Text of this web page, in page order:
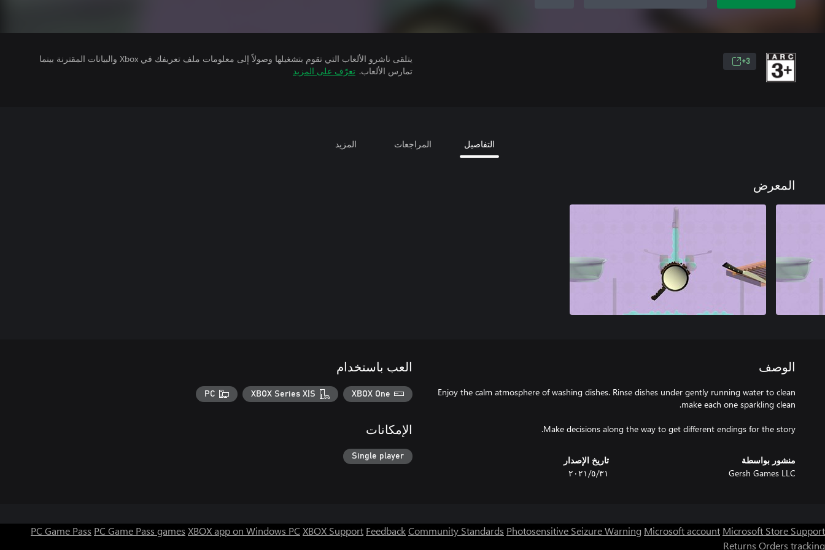
3+
يتلقى ناشرو الألعاب التي تقوم بتشغيلها وصولاً إلى معلومات ملف تعريفك في Xbox والبيانات المقترنة بينما
تمارس الألعاب. تعرّف على المزيد
التفاصيل المراجعات المزيد
المعرض
الوصف
Enjoy the calm atmosphere of washing dishes. Rinse dishes under gently running water to clean
Make decisions along the way to get different endings for the story.
منشور بواسطة
Gersh Games LLC
تاريخ الإصدار
٣١‏/٥‏/٢٠٢١
العب باستخدام
XBOX One
XBOX Series X|S
PC
الإمكانات
Single player
PC Game Pass PC Game Pass games XBOX app on Windows PC XBOX Support FeedbackCommunity Standards Photosensitive Seizure Warning Microsoft account Microsoft Store Support
Returns Orders tracking